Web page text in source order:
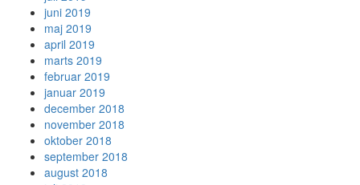
juni 2019
maj 2019
april 2019
marts 2019
februar 2019
januar 2019
december 2018
november 2018
oktober 2018
september 2018
august 2018